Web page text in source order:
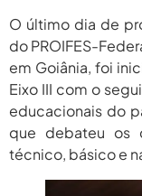
O último dia de
do PROIFES-
em Goiânia, foi
Eixo III com o
educacionais do
que debateu os
técnico, básico e